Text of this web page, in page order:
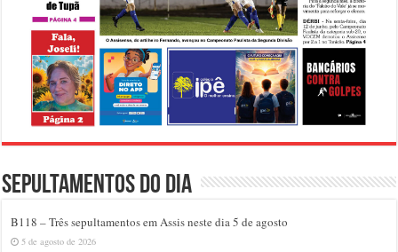
Sepultamentos do dia
B118 – Três sepultamentos em Assis neste dia 5 de agosto
5 de agosto de 2026